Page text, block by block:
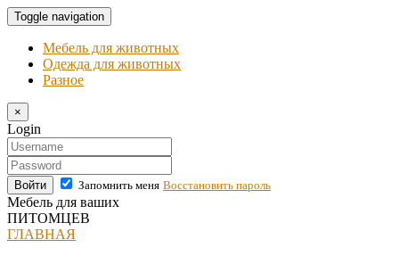
Toggle navigation
Мебель для животных
Одежда для животных
Разное
×
Login
Войти Запомнить меня Восстановить пароль
Мебель для ваших
ПИТОМЦЕВ
ГЛАВНАЯ